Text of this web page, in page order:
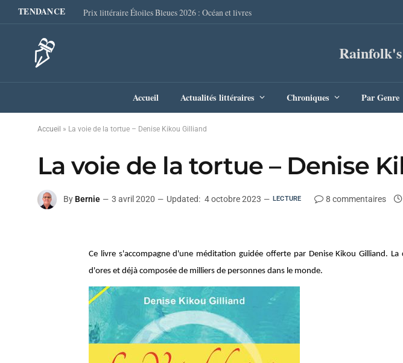
TENDANCE Prix littéraire Étoiles Bleues 2026 : Océan et livres
Accueil Actualités littéraires Chroniques Par Genre
Accueil » La voie de la tortue – Denise Kikou Gilliand
La voie de la tortue – Denise
By Bernie 3 avril 2020 Updated: 4 octobre 2023 LECTURE 8 commentaires
Ce livre s'accompagne d'une méditation guidée offerte par Denise Kikou Gilliand.
d'ores et déjà composée de milliers de personnes dans le monde.